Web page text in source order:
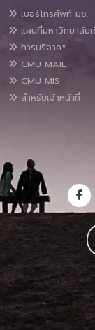
เบอร์โทรศัพท์ มช.
แผนที่มหาวิทยาลัย
การบริจาค*
CMU MAIL
CMU MIS
สำหรับเจ้าหน้าที่